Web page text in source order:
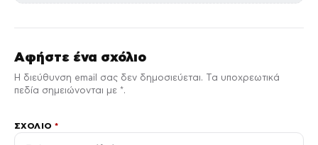
Αφήστε ένα σχόλιο
Η διεύθυνση email σας δεν δημοσιεύεται. Τα υποχρεωτικά
πεδία σημειώνονται με *.
ΣΧΌΛΙΟ*